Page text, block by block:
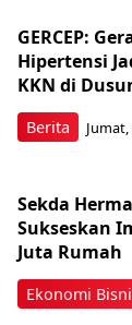
Berita
GERCEP:
Hipertensi
KKN di
Jumat,
Ekonomi
Sekda
Sukseskan
Juta Rumah